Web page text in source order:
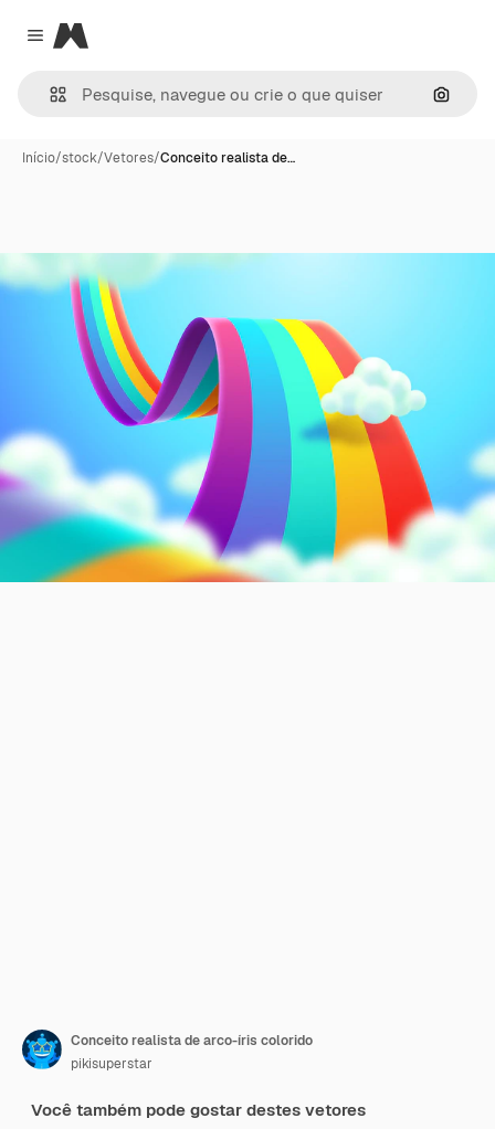
Close menu
Magnific
Início/stock/Vetores/Conceito realista de…
Conceito realista de arco-íris colorido
pikisuperstar
Você também pode gostar destes vetores